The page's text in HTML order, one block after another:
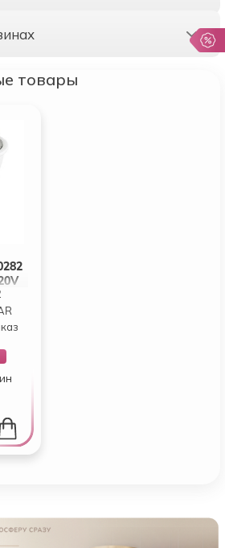
товары